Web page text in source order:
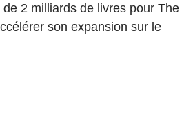
2 milliards de livres pour The
son expansion sur le